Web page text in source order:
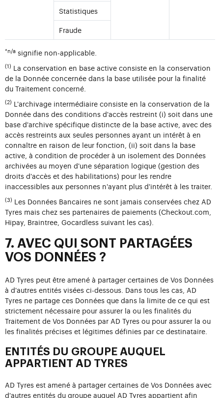
Statistiques
Fraude
*n/a signifie non-applicable.
(1) La conservation en base active consiste en la conservation
de la Donnée concernée dans la base utilisée pour la finalité
du Traitement concerné.
(2) L'archivage intermédiaire consiste en la conservation de la
Donnée dans des conditions d'accès restreint (i) soit dans une
base d'archive spécifique distincte de la base active, avec des
accès restreints aux seules personnes ayant un intérêt à en
connaître en raison de leur fonction, (ii) soit dans la base
active, à condition de procéder à un isolement des Données
archivées au moyen d'une séparation logique (gestion des
droits d'accès et des habilitations) pour les rendre
inaccessibles aux personnes n'ayant plus d'intérêt à les traiter.
(3) Les Données Bancaires ne sont jamais conservées chez AD
Tyres mais chez ses partenaires de paiements (Checkout.com,
Hipay, Braintree, Gocardless suivant les cas).
7. AVEC QUI SONT PARTAGÉES
VOS DONNÉES ?
AD Tyres peut être amené à partager certaines de Vos Données
à d'autres entités visées ci-dessous. Dans tous les cas, AD
Tyres ne partage ces Données que dans la limite de ce qui est
strictement nécessaire pour assurer la ou les finalités du
Traitement de Vos Données par AD Tyres ou pour assurer la ou
les finalités précises et légitimes définies par ce destinataire.
ENTITÉS DU GROUPE AUQUEL
APPARTIENT AD TYRES
AD Tyres est amené à partager certaines de Vos Données avec
d'autres entités du groupe auquel AD Tyres appartient afin